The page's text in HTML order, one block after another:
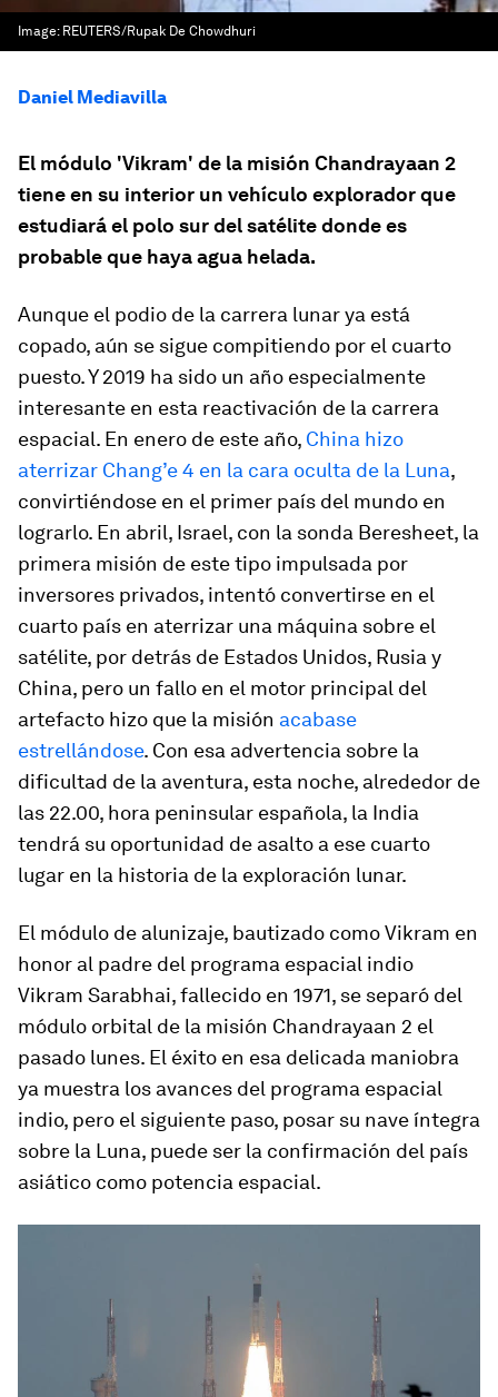
Image: REUTERS/Rupak De Chowdhuri
Daniel Mediavilla
El módulo 'Vikram' de la misión Chandrayaan 2
tiene en su interior un vehículo explorador que
estudiará el polo sur del satélite donde es
probable que haya agua helada.
Aunque el podio de la carrera lunar ya está
copado, aún se sigue compitiendo por el cuarto
puesto. Y 2019 ha sido un año especialmente
interesante en esta reactivación de la carrera
espacial. En enero de este año, China hizo
aterrizar Chang’e4 en la cara oculta de la Luna,
convirtiéndose en el primer país del mundo en
lograrlo. En abril, Israel, con la sonda Beresheet, la
primera misión de este tipo impulsada por
inversores privados, intentó convertirse en el
cuarto país en aterrizar una máquina sobre el
satélite, por detrás de Estados Unidos, Rusia y
China, pero un fallo en el motor principal del
artefacto hizo que la misión acabase
estrellándose. Con esa advertencia sobre la
dificultad de la aventura, esta noche, alrededor de
las 22.00, hora peninsular española, la India
tendrá su oportunidad de asalto a ese cuarto
lugar en la historia de la exploración lunar.
El módulo de alunizaje, bautizado comoVikram en
honor al padre del programa espacial indio
Vikram Sarabhai, fallecido en 1971, se separó del
módulo orbital de la misión Chandrayaan 2 el
pasado lunes. El éxito en esa delicada maniobra
ya muestra los avances del programa espacial
indio, pero el siguiente paso, posar su nave íntegra
sobre la Luna, puede ser la confirmación del país
asiático como potencia espacial.